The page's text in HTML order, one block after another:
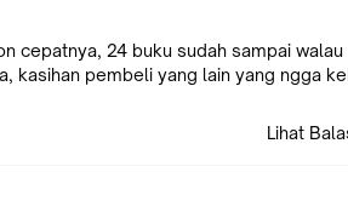
cepatnya, 24 buku sudah sampai
kasihan pembeli yang lain yang ngga
Lihat